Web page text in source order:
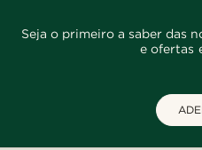
Seja o primeiro a saber das
e ofertas